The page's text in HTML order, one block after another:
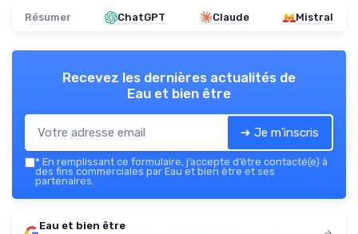
Résumer ChatGPT Claude Mistral
Recevez les dernières actualités de
Eau et bien être
➔ Je m'inscris
* En remplissant ce formulaire, j’accepte d’être contacté(e) à
des fins commerciales par Eau et bien être et ses
partenaires.
Eau et bien être